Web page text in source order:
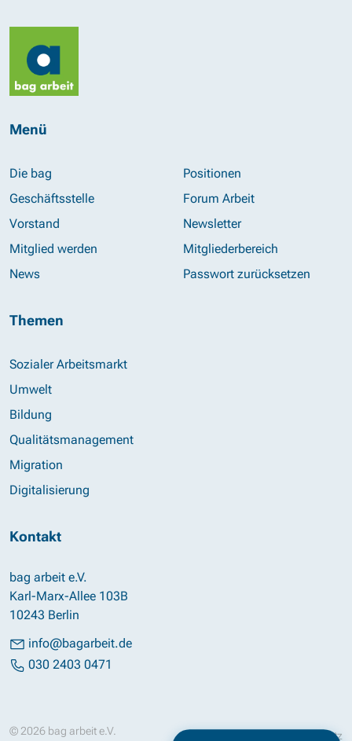
Menü
Die bag
Geschäftsstelle
Vorstand
Mitglied werden
News
Positionen
Forum Arbeit
Newsletter
Mitgliederbereich
Passwort zurücksetzen
Themen
Sozialer Arbeitsmarkt
Umwelt
Bildung
Qualitätsmanagement
Migration
Digitalisierung
Kontakt
bag arbeit e.V.
Karl-Marx-Allee 103B
10243 Berlin
info@bagarbeit.de
030 2403 0471
© 2026 bag arbeit e.V. Datenschutz